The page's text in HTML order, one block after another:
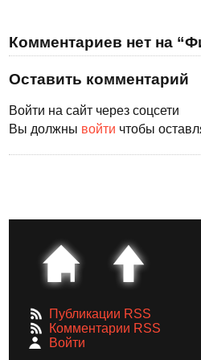
Комментариев нет на
Оставить комментарий
Войти на сайт через соцсети
Вы должны войти чтобы
Публикации RSS
Комментарии RSS
Войти